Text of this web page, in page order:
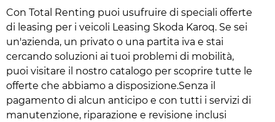
Con Total Renting puoi usufruire di speciali offerte
di leasing per i veicoli Leasing Skoda Karoq. Se sei
un'azienda, un privato o una partita iva e stai
cercando soluzioni ai tuoi problemi di mobilità,
puoi visitare il nostro catalogo per scoprire tutte le
offerte che abbiamo a disposizione.Senza il
pagamento di alcun anticipo e con tutti i servizi di
manutenzione, riparazione e revisione inclusi